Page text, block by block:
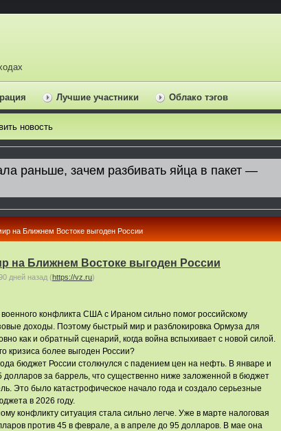
Лучшие участники Облако тэгов
новость
на Ближнем Востоке выгоден России
на Ближнем Востоке выгоден России
дней назад (https://vz.ru)
военного конфликта США с Ираном сильно помог российскому
доходы. Поэтому быстрый мир и разблокировка Ормуза для
как и обратный сценарий, когда война вспыхивает с новой силой.
кризиса более выгоден России?
бюджет России столкнулся с падением цен на нефть. В январе и
за баррель, что существенно ниже заложенной в бюджет
Это было катастрофическое начало года и создало серьезные
в 2026 году.
конфликту ситуация стала сильно легче. Уже в марте налоговая
против 45 в феврале, а в апреле до 95 долларов. В мае она